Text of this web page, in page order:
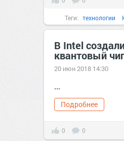
Теги: технологии
В Intel
квантовый
20 июн 2018 14:30
...
Подробнее
0 0